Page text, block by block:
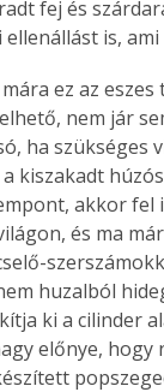
fej és
is,
ez az
nem jár
ha
kiszakadt
akkor
és ma
huzalból
ki a cilinder
előnye,